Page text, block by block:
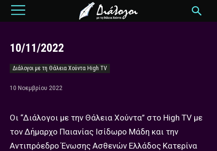
10/11/2022
Διάλογοι με τη Θάλεια Χούντα High TV
10 Νοεμβρίου 2022
Οι “Διάλογοι με την Θάλεια Χούντα” στο High TV με
τον Δήμαρχο Παιανίας Ισίδωρο Μάδη και την
Αντιπρόεδρο Ένωσης Ασθενών Ελλάδος Κατερίνα